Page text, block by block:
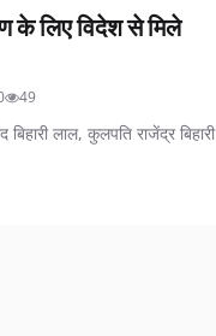
के लिए विदेश से मिले
49
लाल, कुलपति राजेंद्र बिहारी